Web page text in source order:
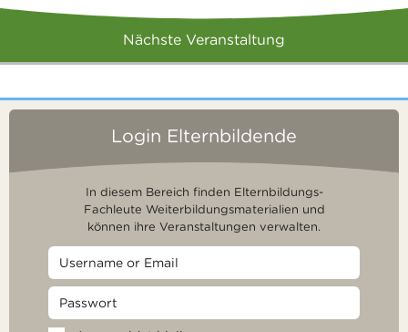
Nächste Veranstaltung
Login Elternbildende
In diesem Bereich finden Elternbildungs-
Fachleute Weiterbildungsmaterialien und
können ihre Veranstaltungen verwalten.